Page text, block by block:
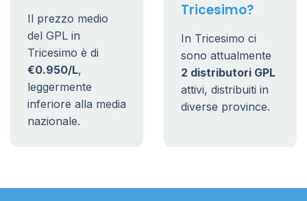
Il prezzo medio
del GPL in
Tricesimo è di
€0.950/L,
leggermente
inferiore alla media
nazionale.
Tricesimo?
In Tricesimo ci
sono attualmente
2 distributori GPL
attivi, distribuiti in
diverse province.